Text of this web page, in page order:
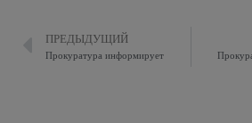
ПРЕДЫДУЩИЙ
Прокуратура информирует